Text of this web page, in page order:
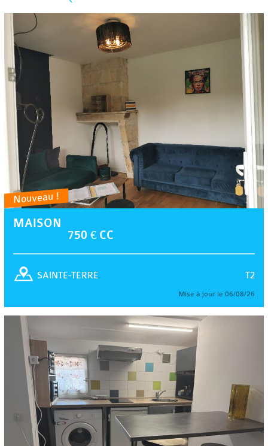
Nouveau !
MAISON
750 € CC
T2
SAINTE-TERRE
Mise à jour le 06/08/26